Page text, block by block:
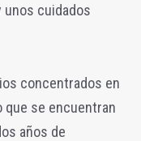
unos cuidados
concentrados en
que se encuentran
años de